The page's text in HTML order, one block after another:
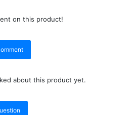
on this product!
about this product yet.